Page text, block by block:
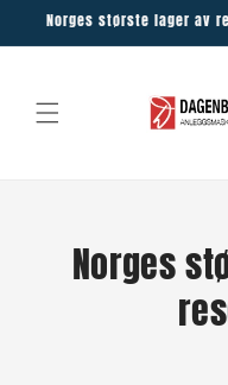
Skip to
Norges største lager av
Norges